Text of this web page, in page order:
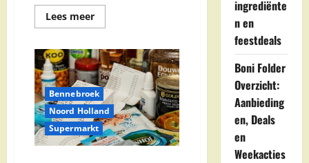
Lees meerLees
meer
Supermarkt
B.V.
in
Bennebroek
Bennebroek
Noord Holland
Supermarkt
ingrediënte
n en
feestdeals
Boni Folder
Overzicht:
Aanbieding
en, Deals
en
Weekacties